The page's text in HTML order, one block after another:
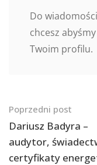
Do
chcesz
Twoim profilu.
Nawigacja
po
postach
Poprzedni post
Dariusz Badyra –
audytor,
certyfikaty